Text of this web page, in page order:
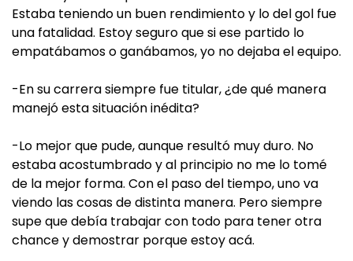
Estaba teniendo un buen rendimiento y lo del gol fue
una fatalidad. Estoy seguro que si ese partido lo
empatábamos o ganábamos, yo no dejaba el equipo.
-En su carrera siempre fue titular, ¿de qué manera
manejó esta situación inédita?
-Lo mejor que pude, aunque resultó muy duro. No
estaba acostumbrado y al principio no me lo tomé
de la mejor forma. Con el paso del tiempo, uno va
viendo las cosas de distinta manera. Pero siempre
supe que debía trabajar con todo para tener otra
chance y demostrar porque estoy acá.